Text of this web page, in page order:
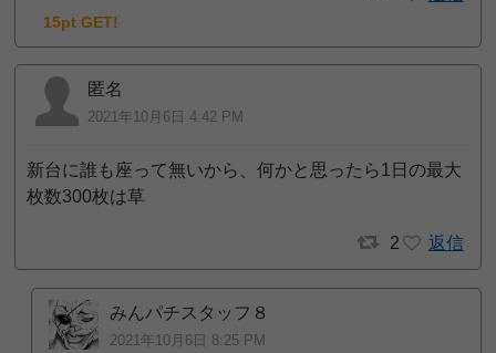
15pt GET!
匿名
2021年10月6日 4:42 PM
新台に誰も座って無いから、何かと思ったら1日の最大
枚数300枚は草
2 返信
みんパチスタッフ８
2021年10月6日 8:25 PM